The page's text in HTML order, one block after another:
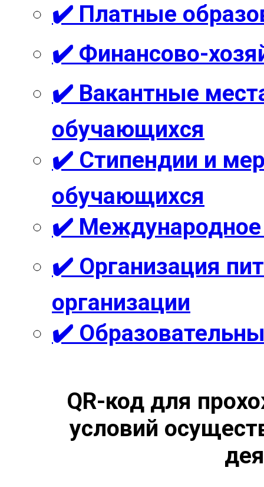
✔️ Платные
✔️ Финансово-
✔️ Вакантные
обучающихся
✔️ Стипендии и
обучающихся
✔️ Международное
✔️ Организация
организации
✔️
QR-код для
условий